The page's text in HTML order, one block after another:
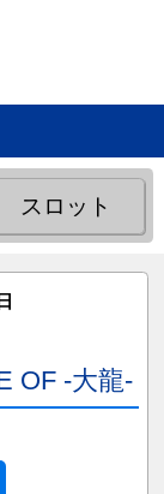
スロット
OF -大龍-